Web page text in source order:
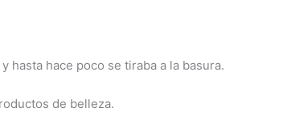
hasta hace poco se tiraba a la basura.
de belleza.